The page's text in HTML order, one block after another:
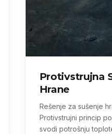
Protivstrujna
Hrane
Rešenje za sušenje
Protivstrujni princip
svodi potrošnju